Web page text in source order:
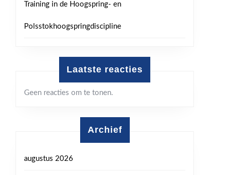
Training in de Hoogspring- en
Polsstokhoogspringdiscipline
Laatste reacties
Geen reacties om te tonen.
Archief
augustus 2026